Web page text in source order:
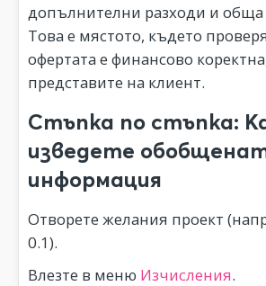
допълнителни разходи и обща
Това е мястото, където
офертата е финансово
представите на клиент.
Стъпка по стъпка:
изведете
информация
Отворете желания проект
0.1).
Влезте в меню Изчисления.